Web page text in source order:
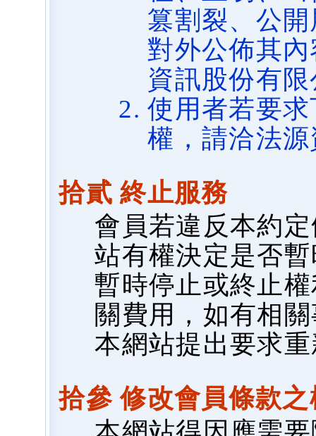
篡割裂、公
對外公佈其
資訊股份有
使用者若要
權，請洽法
拾貳 終止服務
會員若違反本約
站有權決定是否
暫時停止或終止
關費用，如有相
本網站提出要求
拾參 修改會員條款